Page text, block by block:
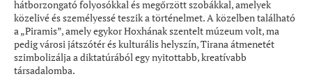
hátborzongató folyosókkal és megőrzött szobákkal, amelyek
közelivé és személyessé teszik a történelmet. A közelben található
a „Piramis”, amely egykor Hoxhának szentelt múzeum volt, ma
pedig városi játszótér és kulturális helyszín, Tirana átmenetét
szimbolizálja a diktatúrából egy nyitottabb, kreatívabb
társadalomba.